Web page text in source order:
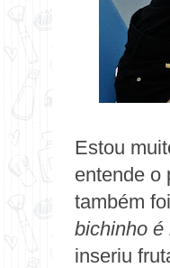
Estou
entende o
também
bichinho é
inseriu